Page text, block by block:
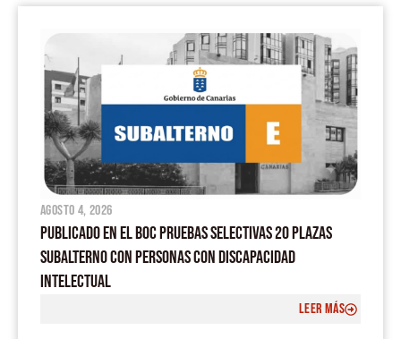
agosto 4, 2026
PUBLICADO EN EL BOC PRUEBAS SELECTIVAS 20 PLAZAS
SUBALTERNO CON PERSONAS CON DISCAPACIDAD
INTELECTUAL
LEER MÁS